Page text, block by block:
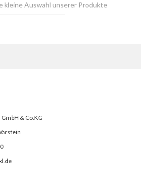
kleine Auswahl unserer Produkte
& Co.KG